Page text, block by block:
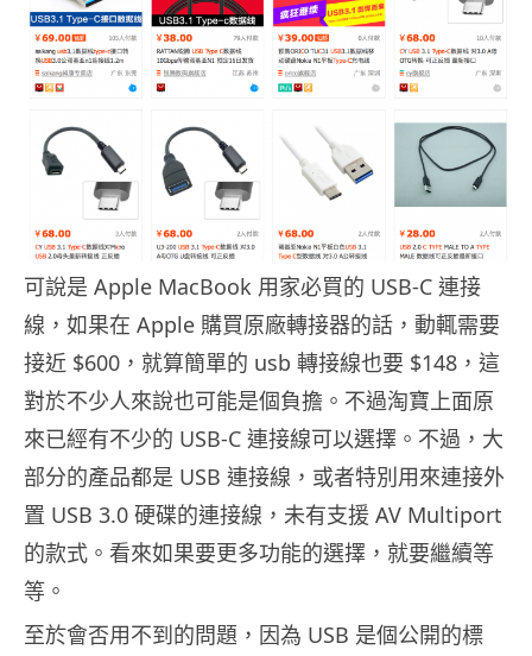
可說是 Apple MacBook 用家必買的 USB-C 連接
線，如果在 Apple 購買原廠轉接器的話，動輒需要
接近 $600，就算簡單的 usb 轉接線也要 $148，這
對於不少人來說也可能是個負擔。不過淘寶上面原
來已經有不少的 USB-C 連接線可以選擇。不過，大
部分的產品都是 USB 連接線，或者特別用來連接外
置 USB 3.0 硬碟的連接線，未有支援 AV Multiport
的款式。看來如果要更多功能的選擇，就要繼續等
等。
至於會否用不到的問題，因為 USB 是個公開的標